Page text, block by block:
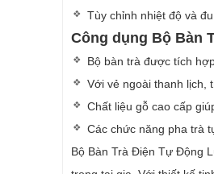
Tùy chỉnh nhiệt độ và
Công dụng Bộ Bàn
Bộ bàn trà được tích
Với vẻ ngoài thanh lịch,
Chất liệu gỗ cao cấp
Các chức năng pha trà
Bộ Bàn Trà Điện Tự Động